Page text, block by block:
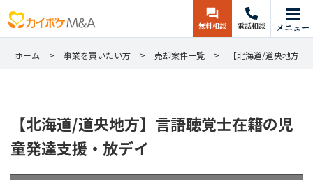
無料相談 電話相談 メニュー
ホーム 事業を買いたい方 売却案件一覧 【北海道/道央地方
【北海道/道央地方】言語聴覚士在籍の児
童発達支援・放デイ